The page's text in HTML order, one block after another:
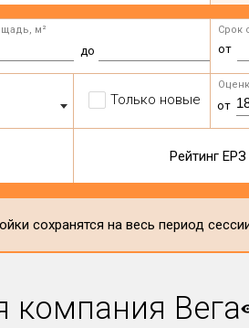
м²
до
Срок
от
Только новые от
Рейтинг ЕРЗ
сохранятся на весь период
компания Вега